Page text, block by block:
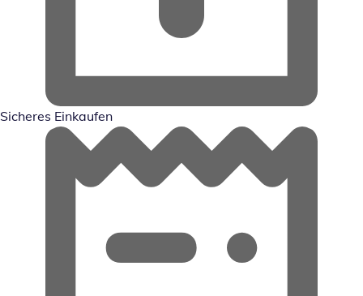
Sicheres Einkaufen